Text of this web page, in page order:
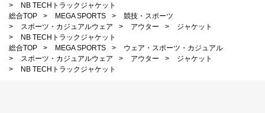
>
NB TECHトラックジャケット
総合TOP
> MEGA SPORTS >
競技・スポーツ
>
スポーツ・カジュアルウェア > アウター >
ジャケット
>
NB TECHトラックジャケット
総合TOP
> MEGA SPORTS >
ウェア・スポーツ・カジュアル
>
スポーツ・カジュアルウェア > アウター >
ジャケット
>
NB TECHトラックジャケット